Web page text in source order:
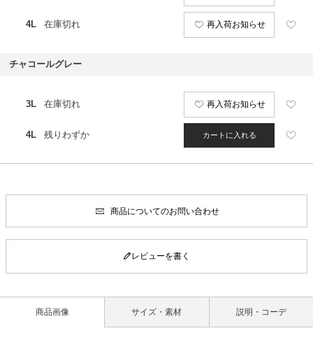
4L 在庫切れ 再入荷お知らせ
チャコールグレー
3L 在庫切れ 再入荷お知らせ
4L 残りわずか カートに入れる
商品についてのお問い合わせ
レビューを書く
商品画像 サイズ・素材 説明・コーデ